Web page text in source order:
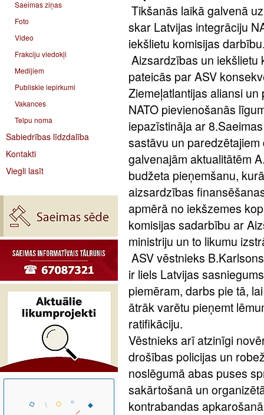
Saeimas ziņas
Foto
Video
Frakciju viedokļi
Medijiem
Publiskie iepirkumi
Vakances
Telpu noma
Sabiedrības līdzdalība
Kontakti
Viegli lasīt
Tikšanās laikā galvenā
skar Latvijas integrāciju
iekšlietu komisijas
Aizsardzības un iekšlietu
pateicās par ASV
Ziemeļatlantijas aliansi
NATO pievienošanās
iepazīstināja ar
sastāvu un
galvenajām aktualitātēm
budžeta pieņemšanu,
aizsardzības
apmērā no iekšzemes
komisijas sadarbību ar
ministriju un to likumu
ASV vēstnieks
ir liels Latvijas
piemēram, darbs pie tā,
ātrāk varētu pieņemt
ratifikāciju.
Vēstnieks arī atzinīgi
drošības policijas un
noslēgumā abas puses
sakārtošanā un
kontrabandas